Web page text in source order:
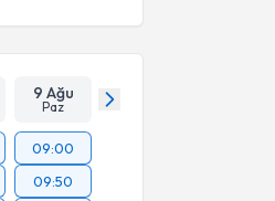
9 Ağu
Paz
09:00
09:50